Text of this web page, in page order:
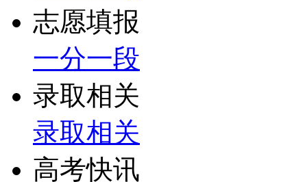
志愿填报
一分一段
录取相关
录取相关
高考快讯